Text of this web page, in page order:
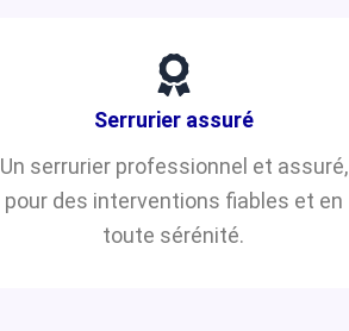
Serrurier assuré
Un serrurier professionnel et assuré,
pour des interventions fiables et en
toute sérénité.